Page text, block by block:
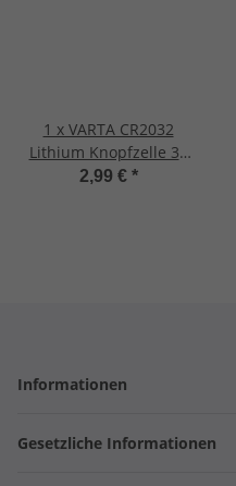
1 x VARTA CR2032
Lithium Knopfzelle 3V
NEU CR 2032 NEU.
2,99 € *
Informationen
Gesetzliche Informationen